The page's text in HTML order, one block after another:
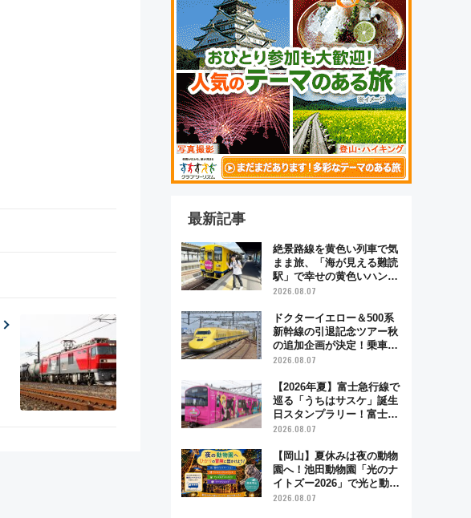
最新記事
絶景路線を黄色い列車で気
まま旅、「海が見える難読
駅」で幸せの黄色いハンカ
チに願いを 「新・鉄道ひ
「島原鉄道」
2026.08.07
ドクターイエロー＆500系
新幹線の引退記念ツアー秋
の追加企画が決定！乗車体
験やグッズ・ホテル情報ま
2026.08.07
【2026年夏】富士急行線で
巡る「うちはサスケ」誕生
日スタンプラリー！富士急
ハイランド限定グルメ＆グ
2026.08.07
【岡山】夏休みは夜の動物
園へ！池田動物園「光のナ
イトズー2026」で光と動物
が彩る特別な夜
2026.08.07